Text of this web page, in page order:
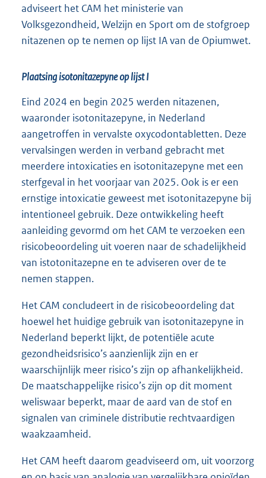
adviseert het CAM het ministerie van
Volksgezondheid, Welzijn en Sport om de stofgroep
nitazenen op te nemen op lijst IA van de Opiumwet.
Plaatsing isotonitazepyne op lijst I
Eind 2024 en begin 2025 werden nitazenen,
waaronder isotonitazepyne, in Nederland
aangetroffen in vervalste oxycodontabletten. Deze
vervalsingen werden in verband gebracht met
meerdere intoxicaties en isotonitazepyne met een
sterfgeval in het voorjaar van 2025. Ook is er een
ernstige intoxicatie geweest met isotonitazepyne bij
intentioneel gebruik. Deze ontwikkeling heeft
aanleiding gevormd om het CAM te verzoeken een
risicobeoordeling uit voeren naar de schadelijkheid
van istotonitazepne en te adviseren over de te
nemen stappen.
Het CAM concludeert in de risicobeoordeling dat
hoewel het huidige gebruik van isotonitazepyne in
Nederland beperkt lijkt, de potentiële acute
gezondheidsrisico’s aanzienlijk zijn en er
waarschijnlijk meer risico’s zijn op afhankelijkheid.
De maatschappelijke risico’s zijn op dit moment
weliswaar beperkt, maar de aard van de stof en
signalen van criminele distributie rechtvaardigen
waakzaamheid.
Het CAM heeft daarom geadviseerd om, uit voorzorg